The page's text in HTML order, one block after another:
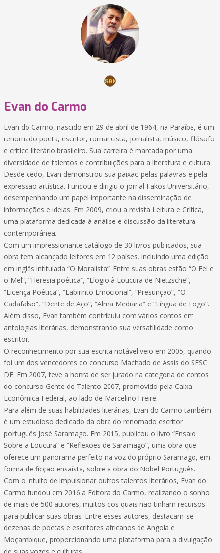
Evan do Carmo
Evan do Carmo, nascido em 29 de abril de 1964, na Paraíba, é um
renomado poeta, escritor, romancista, jornalista, músico, filósofo
e crítico literário brasileiro. Sua carreira é marcada por uma
diversidade de talentos e contribuições para a literatura e cultura.
Desde cedo, Evan demonstrou sua paixão pelas palavras e pela
expressão artística. Fundou e dirigiu o jornal Fakos Universitário,
desempenhando um papel importante na disseminação de
informações e ideias. Em 2009, criou a revista Leitura e Crítica,
uma plataforma dedicada à análise e discussão da literatura
contemporânea.
Com um impressionante catálogo de 30 livros publicados, sua
obra tem alcançado leitores em 12 países, incluindo uma edição
em inglês intitulada “O Moralista”. Entre suas obras estão “O Fel e
o Mel”, “Heresia poética”, “Elogio à Loucura de Nietzsche”,
“Licença Poética”, “Labirinto Emocional”, “Presunção”, “O
Cadafalso”, “Dente de Aço”, “Alma Mediana” e “Língua de Fogo”.
Além disso, Evan também contribuiu com vários contos em
antologias literárias, demonstrando sua versatilidade como
escritor.
O reconhecimento por sua escrita notável veio em 2005, quando
foi um dos vencedores do concurso Machado de Assis do SESC
DF. Em 2007, teve a honra de ser jurado na categoria de contos
do concurso Gente de Talento 2007, promovido pela Caixa
Econômica Federal, ao lado de Marcelino Freire.
Para além de suas habilidades literárias, Evan do Carmo também
é um estudioso dedicado da obra do renomado escritor
português José Saramago. Em 2015, publicou o livro “Ensaio
Sobre a Loucura” e “Reflexões de Saramago”, uma obra que
oferece um panorama perfeito na voz do próprio Saramago, em
forma de ficção ensaísta, sobre a obra do Nobel Português.
Com o intuito de impulsionar outros talentos literários, Evan do
Carmo fundou em 2016 a Editora do Carmo, realizando o sonho
de mais de 500 autores, muitos dos quais não tinham recursos
para publicar suas obras. Entre esses autores, destacam-se
dezenas de poetas e escritores africanos de Angola e
Moçambique, proporcionando uma plataforma para a divulgação